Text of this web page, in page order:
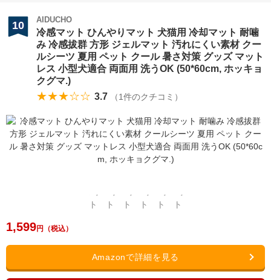
10 AIDUCHO
冷感マット ひんやりマット 犬猫用 冷却マット 耐噛
み 冷感拔群 方形 ジェルマット 汚れにくい素材 クー
ルシーツ 夏用 ペット クール 暑さ対策 グッズ マット
レス 小型犬適合 両面用 洗うOK (50*60cm, ホッキョ
クグマ.)
★★★☆☆ 3.7 （1件のクチコミ）
1,599